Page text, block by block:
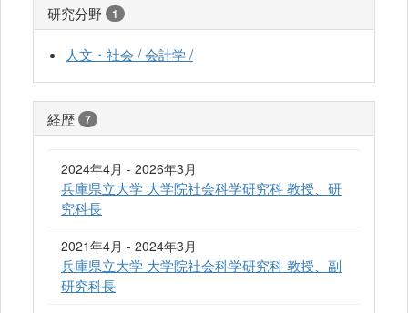
研究分野 1
人文・社会 / 会計学 /
経歴 7
2024年4月 - 2026年3月
兵庫県立大学 大学院社会科学研究科 教授、研
究科長
2021年4月 - 2024年3月
兵庫県立大学 大学院社会科学研究科 教授、副
研究科長